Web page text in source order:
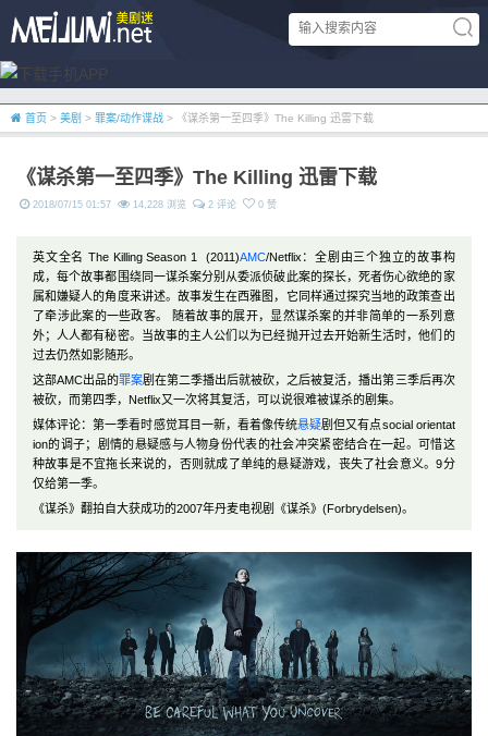
首页 > 美剧 > 罪案/动作谍战 > 《谋杀第一至四季》The Killing 迅雷下载
《谋杀第一至四季》The Killing 迅雷下载
2018/07/15 01:57 14,228 浏览 2 评论 0 赞
英文全名 The Killing Season 1 (2011)AMC/Netflix：全剧由三个独立的故事构
成，每个故事都围绕同一谋杀案分别从委派侦破此案的探长，死者伤心欲绝的家
属和嫌疑人的角度来讲述。故事发生在西雅图，它同样通过探究当地的政策查出
了牵涉此案的一些政客。 随着故事的展开，显然谋杀案的并非简单的一系列意
外；人人都有秘密。当故事的主人公们以为已经抛开过去开始新生活时，他们的
过去仍然如影随形。
这部AMC出品的罪案剧在第二季播出后就被砍，之后被复活，播出第三季后再次
被砍，而第四季，Netflix又一次将其复活，可以说很难被谋杀的剧集。
媒体评论：第一季看时感觉耳目一新，看着像传统悬疑剧但又有点social orientat
ion的调子；剧情的悬疑感与人物身份代表的社会冲突紧密结合在一起。可惜这
种故事是不宜拖长来说的，否则就成了单纯的悬疑游戏，丧失了社会意义。9分
仅给第一季。
《谋杀》翻拍自大获成功的2007年丹麦电视剧《谋杀》(Forbrydelsen)。